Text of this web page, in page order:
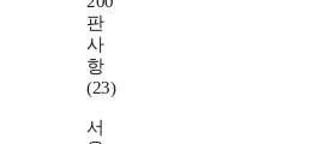
판
사
항
(23)
서